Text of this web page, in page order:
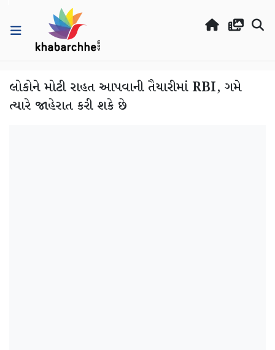
લોકોને મોટી રાહત આપવાની તૈયારીમાં RBI, ગમે
ત્યારે જાહેરાત કરી શકે છે